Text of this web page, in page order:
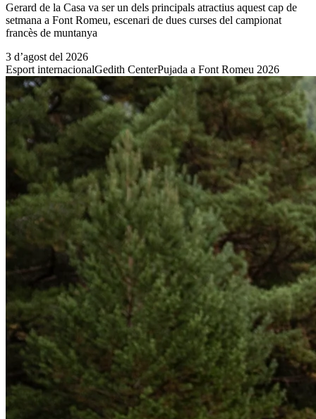
Gerard de la Casa va ser un dels principals atractius aquest cap de
setmana a Font Romeu, escenari de dues curses del campionat
francès de muntanya
3 d’agost del 2026
Esport internacionalGedith CenterPujada a Font Romeu 2026